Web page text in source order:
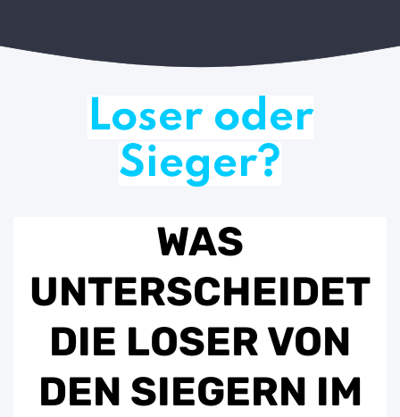
Loser oder
Sieger?
WAS
UNTERSCHEIDET
DIE LOSER VON
DEN SIEGERN IM